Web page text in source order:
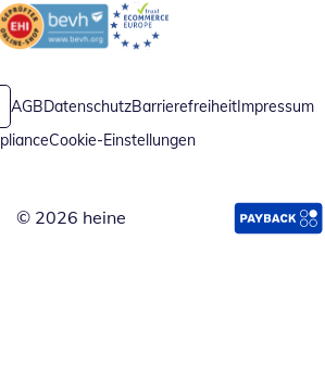
Öffnet in neuem FensterÖffnet in neuem Fenster
AGBDatenschutzBarrierefreiheitImpressum
Cookie-Einstellungen
© 2026 heine